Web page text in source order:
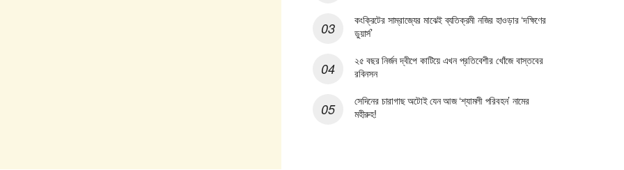
কংক্রিটের সাম্রাজ্যের মাঝেই ব্যতিক্রমী নজির হাওড়ার ‘দক্ষিণের
ডুয়ার্স’
২৫ বছর নির্জন দ্বীপে কাটিয়ে এখন প্রতিবেশীর খোঁজে বাস্তবের
রবিনসন
সেদিনের চারাগাছ অটোই যেন আজ ‘শ্যামলী পরিবহন’ নামের
মহীরুহ!